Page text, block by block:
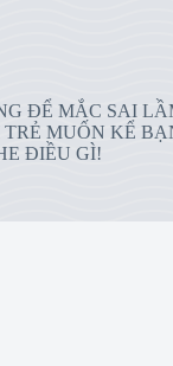
ĐỂ MẮC SAI
MUỐN KỂ
ĐIỀU GÌ!